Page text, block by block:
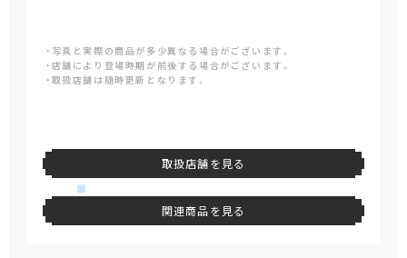
・写真と実際の商品が多少異なる場合がございます。
・店舗により登場時期が前後する場合がございます。
・取扱店舗は随時更新となります。
取扱店舗を見る
関連商品を見る